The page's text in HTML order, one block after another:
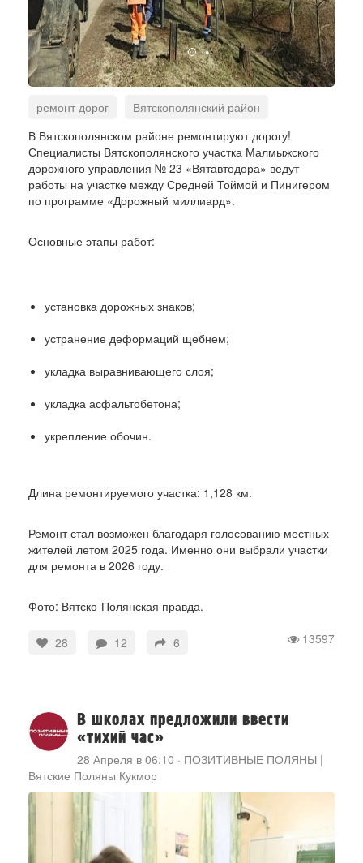
ремонт дорог
Вятскополянский район
Средняя Тойма
Пинигер
Дорожный миллиард
В Вятскополянском районе ремонтируют дорогу!
Специалисты Вятскополянского участка Малмыжского
дорожного управления № 23 «Вятавтодора» ведут
работы на участке между Средней Тоймой и Пинигером
по программе «Дорожный миллиард».
Основные этапы работ:
установка дорожных знаков;
устранение деформаций щебнем;
укладка выравнивающего слоя;
укладка асфальтобетона;
укрепление обочин.
Длина ремонтируемого участка: 1,128 км.
Ремонт стал возможен благодаря голосованию местных
жителей летом 2025 года. Именно они выбрали участки
для ремонта в 2026 году.
Фото: Вятско-Полянская правда.
13597
28 12 6
В школах предложили ввести
«тихий час»
28 Апреля в 06:10 · ПОЗИТИВНЫЕ ПОЛЯНЫ |
Вятские Поляны Кукмор